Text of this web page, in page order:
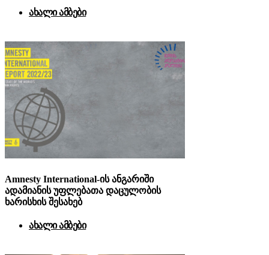
ახალი ამბები
Amnesty International-ის ანგარიში
ადამიანის უფლებათა დაცულობის
ხარისხის შესახებ
ახალი ამბები